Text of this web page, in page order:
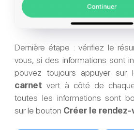
Dernière étape : vérifiez le
vous, si des informations sont
pouvez toujours appuyer sur
carnet vert à côté de
toutes les informations sont
sur le bouton Créer le rendez-